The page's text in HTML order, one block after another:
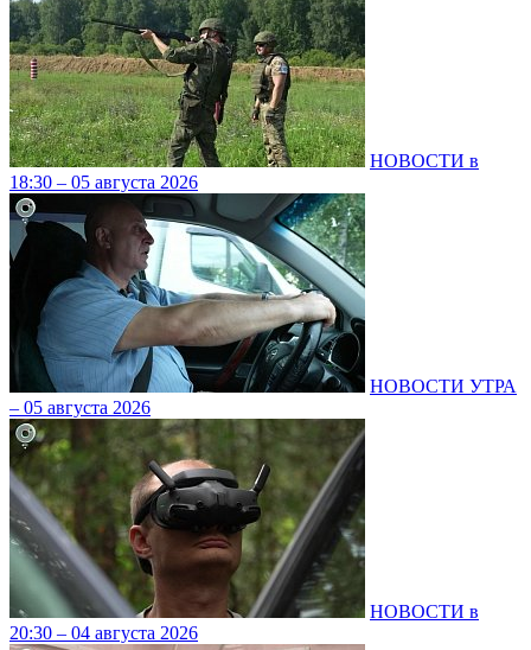
НОВОСТИ в
18:30 – 05 августа 2026
НОВОСТИ УТРА
– 05 августа 2026
НОВОСТИ в
20:30 – 04 августа 2026